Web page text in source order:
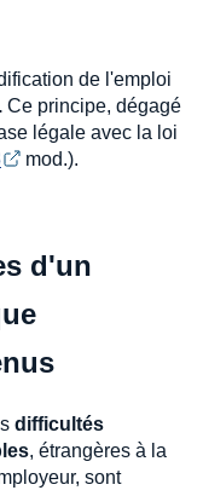
de l'emploi
Ce principe, dégagé
légale avec la loi
mod.).
d'un
difficultés
, étrangères à la
sont